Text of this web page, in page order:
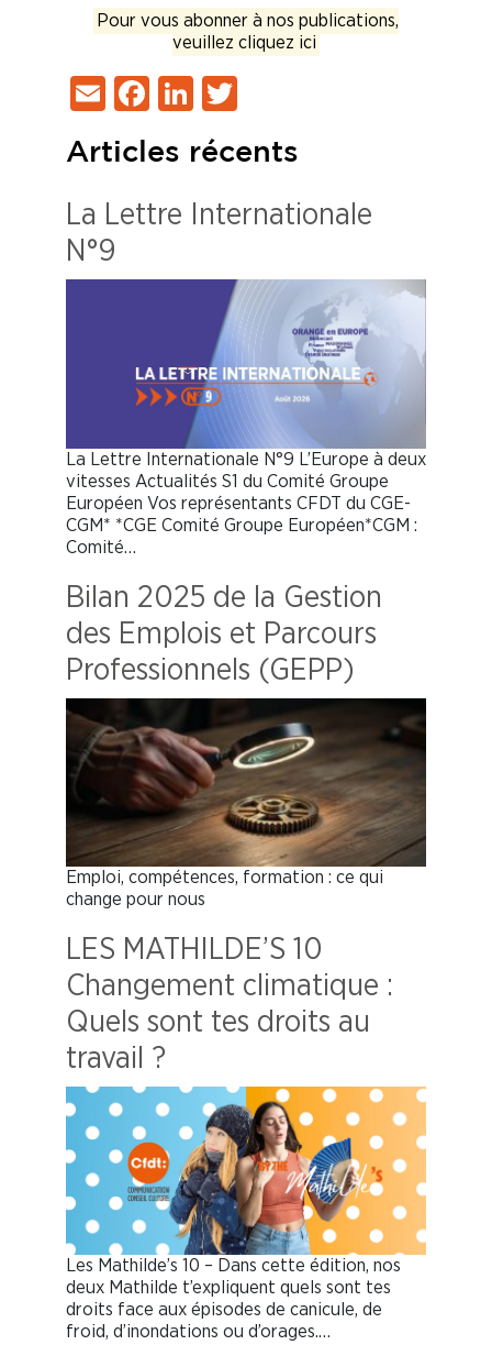
Pour vous abonner à nos publications,
veuillez cliquez ici
EmailFacebook
LinkedIn
Articles récents
La Lettre Internationale
N°9
La Lettre Internationale N°9 L’Europe à deux
vitesses Actualités S1 du Comité Groupe
Européen Vos représentants CFDT du CGE-
CGM* *CGE Comité Groupe Européen*CGM :
Comité…
Bilan 2025 de la Gestion
des Emplois et Parcours
Professionnels (GEPP)
Emploi, compétences, formation : ce qui
change pour nous
LES MATHILDE’S 10
Changement climatique :
Quels sont tes droits au
travail ?
Les Mathilde’s 10 – Dans cette édition, nos
deux Mathilde t’expliquent quels sont tes
droits face aux épisodes de canicule, de
froid, d’inondations ou d’orages.…